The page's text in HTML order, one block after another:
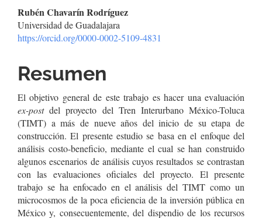
Contenido
principal
artículo
Rubén Chavarín Rodríguez
Universidad de Guadalajara
https://orcid.org/0000-0002-5109-4831
Resumen
El objetivo general de este trabajo es hacer una evaluación
ex-postdel proyecto del Tren Interurbano México-Toluca
(TIMT) a más de nueve años del inicio de su etapa de
construcción. El presente estudio se basa en el enfoque del
análisis costo-beneficio, mediante el cual se han construido
algunos escenarios de análisis cuyos resultados se contrastan
con las evaluaciones oficiales del proyecto. El presente
trabajo se ha enfocado en el análisis del TIMT como un
microcosmos de la poca eficiencia de la inversión pública en
México y, consecuentemente, del dispendio de los recursos